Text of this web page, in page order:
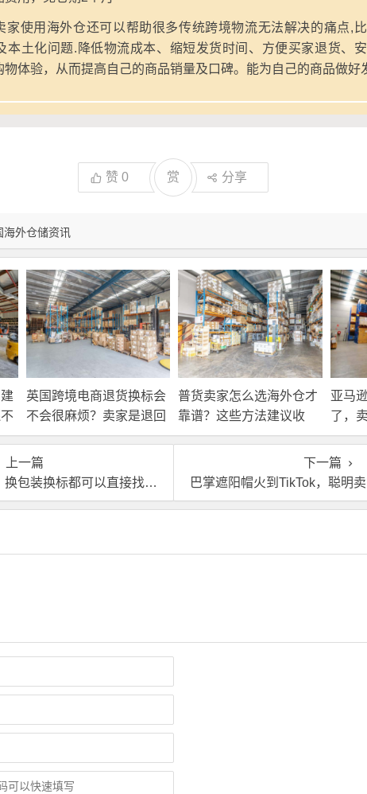
海外仓储资讯
家使用海外仓还可以帮助很多传统跨境物流无法解决的痛点,
本土化问题.降低物流成本、缩短发货时间、方便买家退货、
物体验，从而提高自己的商品销量及口碑。能为自己的商品做好
赞 0 赏 分享
英国跨境电商退货换标会
不会很麻烦？卖家是退回
国内还是在海外直接处
理？
普货卖家怎么选海外仓才
靠谱？这些方法建议收
藏！
亚马
了，
的？
上一篇
换标都可以直接找欧洲海外仓
下一篇
巴掌遮阳帽火到TikTok，聪明卖家是怎么用